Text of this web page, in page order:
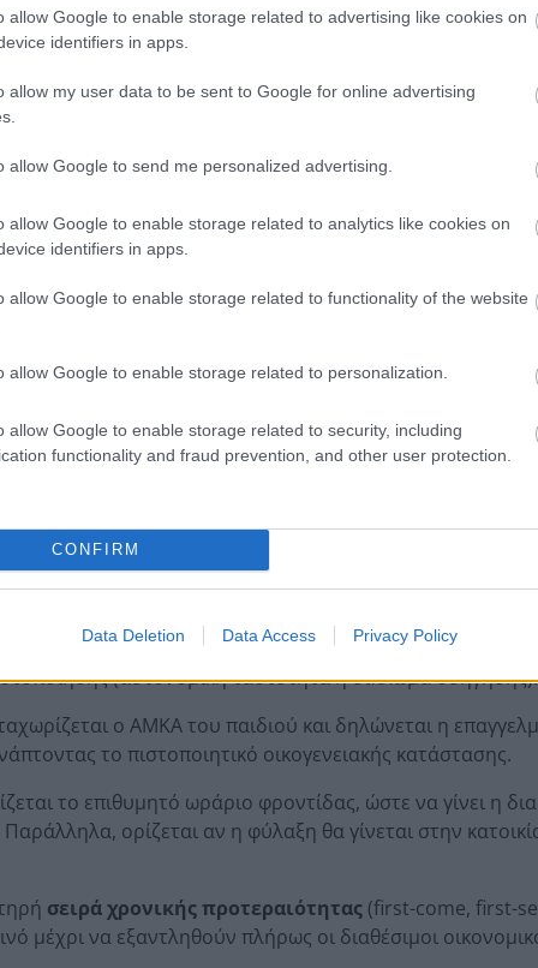
allow Google to enable storage related to advertising like cookies on
identifiers in apps.
allow my user data to be sent to Google for online advertising
allow Google to send me personalized advertising.
allow Google to enable storage related to analytics like cookies on
identifiers in apps.
allow Google to enable storage related to functionality of the website
allow Google to enable storage related to personalization.
allow Google to enable storage related to security, including
functionality and fraud prevention, and other user protection.
CONFIRM
Data Deletion Data Access Privacy Policy
άνεργες εγγεγραμμένες στα μητρώα της ΔΥΠΑ ή
οι πατέρες που έχουν κατ’ αποκλειστικότητα
κάθε τρίτο πρόσωπο στο οποίο έχει ανατεθεί η
διάταξη.
εφαρμόζονται συγκεκριμένα όρια αναφορικά με
ως εξής:
γίνεται μέσα από απλά και δομημένα
του κράτους:
το πεδίο «Αίτηση voucher» και ταυτοποιείται με τους
αυτόματα.
ορθότητας των στοιχείων, συμπληρώνονται τα κενά
(αστυνομική ταυτότητα ή δίπλωμα οδήγησης).
ο ΑΜΚΑ του παιδιού και δηλώνεται η
το πιστοποιητικό οικογενειακής κατάστασης.
το επιθυμητό ωράριο φροντίδας, ώστε να γίνει η
ορίζεται αν η φύλαξη θα γίνεται στην
σειρά χρονικής προτεραιότητας (first-come, first-
μέχρι να εξαντληθούν πλήρως οι διαθέσιμοι